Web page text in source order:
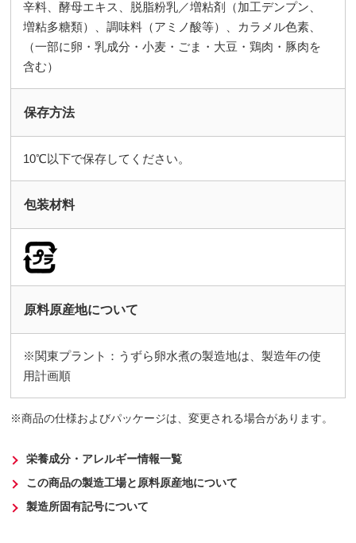
辛料、酵母エキス、脱脂粉乳／増粘剤（加工デンプン、
増粘多糖類）、調味料（アミノ酸等）、カラメル色素、
（一部に卵・乳成分・小麦・ごま・大豆・鶏肉・豚肉を
含む）
保存方法
10℃以下で保存してください。
包装材料
原料原産地について
※関東プラント：うずら卵水煮の製造地は、製造年の使
用計画順
商品の仕様およびパッケージは、変更される場合があります。
栄養成分・アレルギー情報一覧
この商品の製造工場と原料原産地について
製造所固有記号について